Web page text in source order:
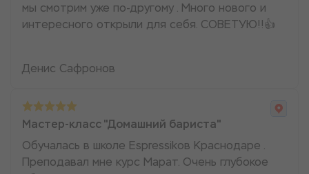
мы смотрим уже по-другому . Много нового и
интересного открыли для себя. СОВЕТУЮ!!👍
Денис Сафронов
Мастер-класс "Домашний бариста"
Обучалась в школе Espressikoв Краснодаре .
Преподавал мне курс Марат. Очень глубокое